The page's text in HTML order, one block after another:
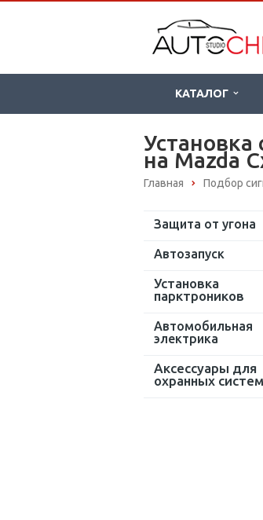
КАТАЛОГ
на Mazda
Главная Подбор
Защита от угона
Автозапуск
Установка
парктроников
Автомобильная
электрика
Аксессуары для
охранных систем